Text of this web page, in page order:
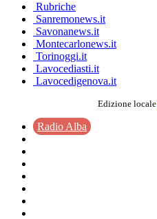
Rubriche
Sanremonews.it
Savonanews.it
Montecarlonews.it
Torinoggi.it
Lavocediasti.it
Lavocedigenova.it
Edizione locale
Radio Alba